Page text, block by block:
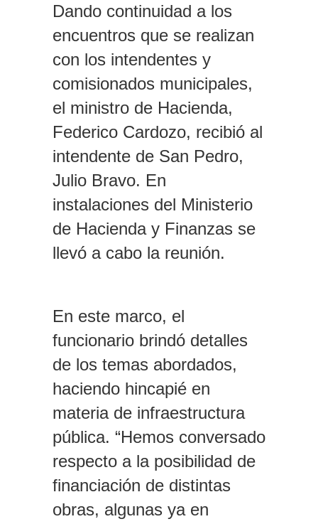
Dando continuidad a los
encuentros que se realizan
con los intendentes y
comisionados municipales,
el ministro de Hacienda,
Federico Cardozo, recibió al
intendente de San Pedro,
Julio Bravo. En
instalaciones del Ministerio
de Hacienda y Finanzas se
llevó a cabo la reunión.
En este marco, el
funcionario brindó detalles
de los temas abordados,
haciendo hincapié en
materia de infraestructura
pública. “Hemos conversado
respecto a la posibilidad de
financiación de distintas
obras, algunas ya en